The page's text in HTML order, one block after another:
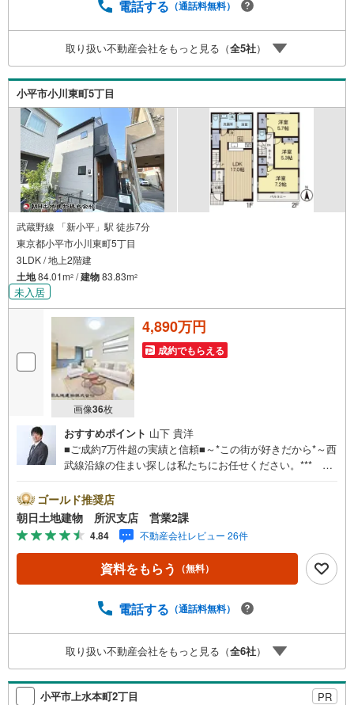
件ごとのメリット・注意点をまとめたレポートもご用意し
応。まずはお気軽にご相談ください。■電車でお越しのお客
様は、西武線「所沢駅」西口より徒歩5分■お車でお越しの
お客様は、提携駐車場がございますので弊社営業スタッフ
までお尋ねください。
電話する （通話料無料）
取り扱い不動産会社をもっと見る（全5社）
小平市小川東町5丁目
武蔵野線 「新小平」駅 徒歩7分
東京都小平市小川東町5丁目
3LDK / 地上2階建
土地84.01m2 /建物83.83m2
未入居
画像36枚
4,890万円
成約でもらえる
おすすめポイント 山下 貴洋
■ご成約7万件超の実績と信頼■～*この街が好きだから*～西
武線沿線の住まい探しは私たちにお任せください。*** 住
玉・神奈川に展開。豊富な取引データと現場経験をもと
に、お客様一人ひとりに最適なご提案を行っています。
「住宅ローンが不安」「自己資金が少ないけれど購入でき
る？」「住み替えの進め方が分からない」など、購入・売
却に関するお悩みにも有資格スタッフが丁寧に対応。資金
計画の立案から契約・お引渡しまで一貫してサポートいた
件ごとのメリット・注意点をまとめたレポートもご用意し
応。まずはお気軽にご相談ください。■電車でお越しのお客
様は、西武線「所沢駅」西口より徒歩5分■お車でお越しの
お客様は、提携駐車場がございますので弊社営業スタッフ
までお尋ねください。
ゴールド推奨店
朝日土地建物 所沢支店 営業2課
4.84 不動産会社レビュー 26件
資料をもらう （無料）
電話する （通話料無料）
取り扱い不動産会社をもっと見る（全6社）
小平市上水本町2丁目 PR